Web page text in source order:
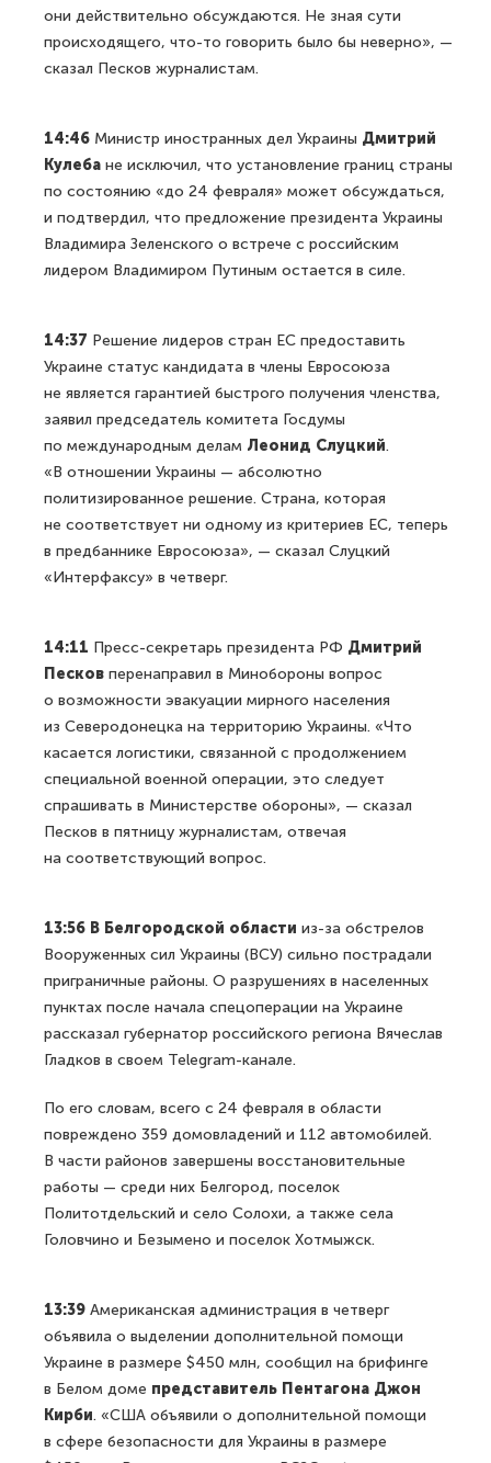
они действительно обсуждаются. Не зная сути
происходящего, что-то говорить было бы неверно», —
сказал Песков журналистам.
14:46 Министр иностранных дел Украины Дмитрий
Кулеба не исключил, что установление границ страны
по состоянию «до 24 февраля» может обсуждаться,
и подтвердил, что предложение президента Украины
Владимира Зеленского о встрече с российским
лидером Владимиром Путиным остается в силе.
14:37 Решение лидеров стран ЕС предоставить
Украине статус кандидата в члены Евросоюза
не является гарантией быстрого получения членства,
заявил председатель комитета Госдумы
по международным делам Леонид Слуцкий.
«В отношении Украины — абсолютно
политизированное решение. Страна, которая
не соответствует ни одному из критериев ЕС, теперь
в предбаннике Евросоюза», — сказал Слуцкий
«Интерфаксу» в четверг.
14:11 Пресс-секретарь президента РФ Дмитрий
Песков перенаправил в Минобороны вопрос
о возможности эвакуации мирного населения
из Северодонецка на территорию Украины. «Что
касается логистики, связанной с продолжением
специальной военной операции, это следует
спрашивать в Министерстве обороны», — сказал
Песков в пятницу журналистам, отвечая
на соответствующий вопрос.
13:56 В Белгородской области из-за обстрелов
Вооруженных сил Украины (ВСУ) сильно пострадали
приграничные районы. О разрушениях в населенных
пунктах после начала спецоперации на Украине
рассказал губернатор российского региона Вячеслав
Гладков в своем Telegram-канале.
По его словам, всего с 24 февраля в области
повреждено 359 домовладений и 112 автомобилей.
В части районов завершены восстановительные
работы — среди них Белгород, поселок
Политотдельский и село Солохи, а также села
Головчино и Безымено и поселок Хотмыжск.
13:39 Американская администрация в четверг
объявила о выделении дополнительной помощи
Украине в размере $450 млн, сообщил на брифинге
в Белом доме представитель Пентагона Джон
Кирби. «США объявили о дополнительной помощи
в сфере безопасности для Украины в размере